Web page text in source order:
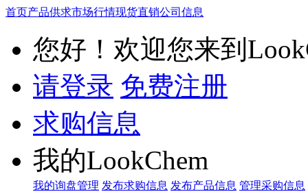
首页产品供求市场行情现货直销公司信息
您好！欢迎您来到
请登录 免费注册
求购信息
我的LookChem
我的询盘管理 发布求购信息 发布产品信息 管理采购信息